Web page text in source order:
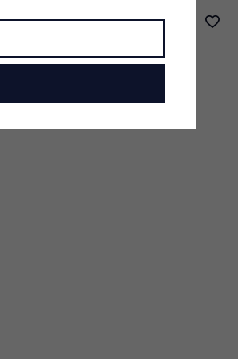
Army streetwear
290 Kč